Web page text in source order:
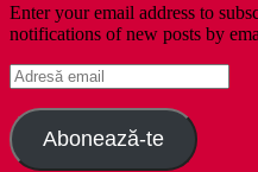
Enter your email address to
notifications of new posts by
Adresă
email
Abonează-te